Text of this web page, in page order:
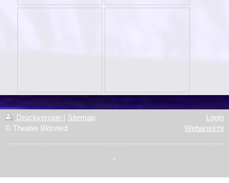
Druckversion | Sitemap
© Theater Blönried
Login
Webansicht
↑